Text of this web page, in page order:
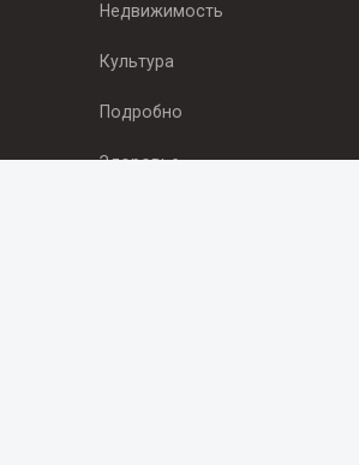
Недвижимость
Культура
Подробно
Здоровье